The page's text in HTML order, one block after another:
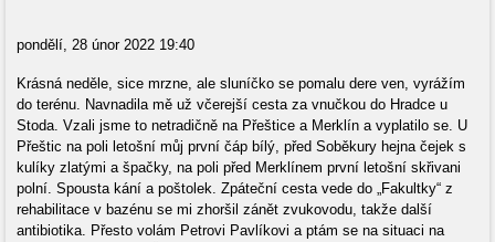
pondělí, 28 únor 2022 19:40
Krásná neděle, sice mrzne, ale sluníčko se pomalu dere ven, vyrážím
do terénu. Navnadila mě už včerejší cesta za vnučkou do Hradce u
Stoda. Vzali jsme to netradičně na Přeštice a Merklín a vyplatilo se. U
Přeštic na poli letošní můj první čáp bílý, před Soběkury hejna čejek s
kulíky zlatými a špačky, na poli před Merklínem první letošní skřivani
polní. Spousta kání a poštolek. Zpáteční cesta vede do „Fakultky“ z
rehabilitace v bazénu se mi zhoršil zánět zvukovodu, takže další
antibiotika. Přesto volám Petrovi Pavlíkovi a ptám se na situaci na